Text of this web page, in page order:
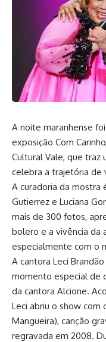
A noite maranhense
exposição Com
Cultural Vale, que
celebra a trajetória de
A curadoria da mostra
Gutierrez e Luciana
mais de 300 fotos,
bolero e a vivência da
especialmente com o
A cantora Leci
momento especial de
da cantora Alcione.
Leci abriu o show com
Mangueira), canção
regravada em 2008.